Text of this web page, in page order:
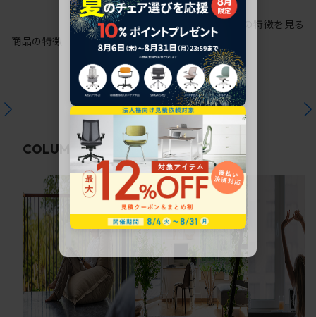
商品の特徴
シリーズの特徴を見る
COLUMN 関連コラム